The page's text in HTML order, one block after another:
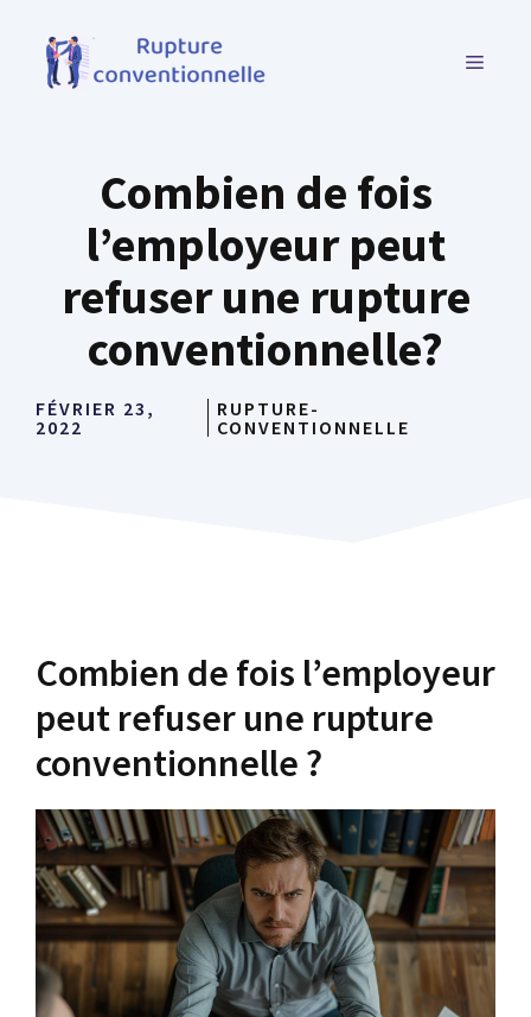
contenu
MENU
Combien de fois
l’employeur peut
refuser une rupture
conventionnelle?
FÉVRIER 23,
2022
RUPTURE-
CONVENTIONNELLE
Combien de fois l’employeur
peut refuser une rupture
conventionnelle ?